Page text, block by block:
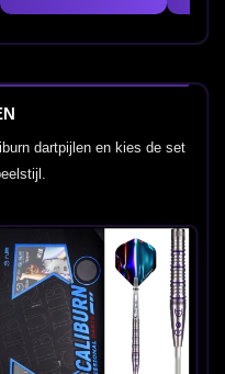
dartpijlen en kies de set